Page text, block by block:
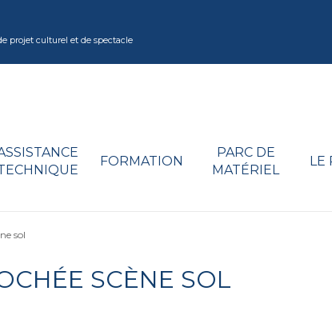
projet culturel et de spectacle
FORMATION
PARC DE
MATÉRIEL
LE
sol
SCÈNE SOL